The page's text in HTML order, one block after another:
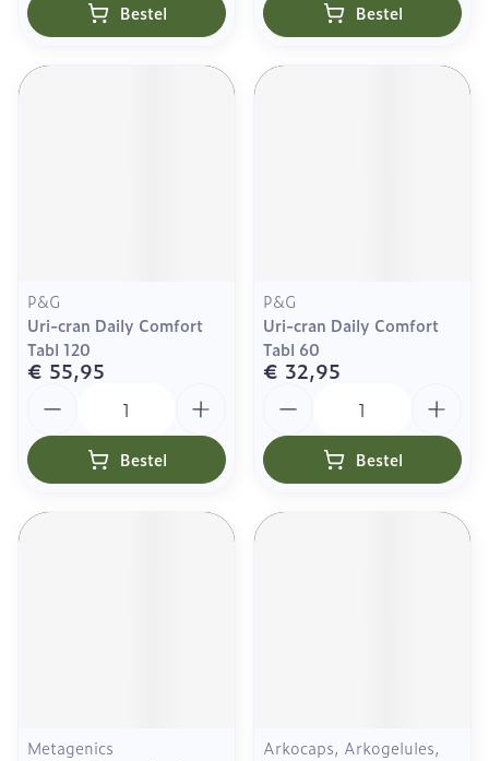
Bestel Bestel
P&G
Uri-cran Daily Comfort
Tabl 120
€ 55,95
Bestel
P&G
Uri-cran Daily Comfort
Tabl 60
€ 32,95
Bestel
Metagenics
Arkocaps, Arkogelules,